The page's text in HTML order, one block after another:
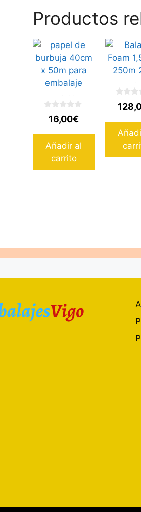
Productos
5
16,00€
Añadir al
carrito
0
d
5